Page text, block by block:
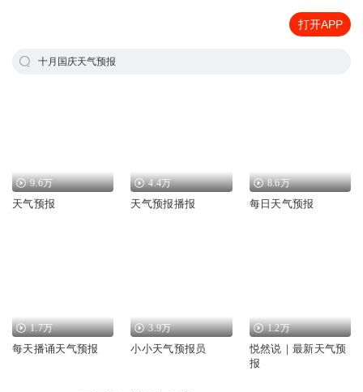
打开APP
十月国庆天气预报
9.6万
天气预报
4.4万
天气预报播报
8.6万
每日天气预报
1.7万
每天播诵天气预报
3.9万
小小天气预报员
1.2万
悦然说｜最新天气预
报